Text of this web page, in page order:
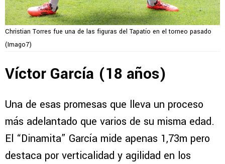
Christian Torres fue una de las figuras del Tapatío en el torneo pasado
(Imago7)
Víctor García (18 años)
Una de esas promesas que lleva un proceso
más adelantado que varios de su misma edad.
El “Dinamita” García mide apenas 1,73m pero
destaca por verticalidad y agilidad en los